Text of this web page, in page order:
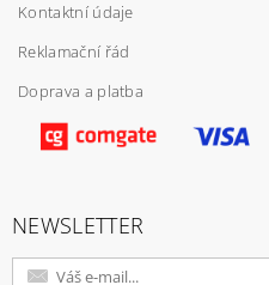
Vložením hodnocení
ochrany osobních údajů
Kontaktní údaje
Reklamační řád
Doprava a platba
NEWSLETTER